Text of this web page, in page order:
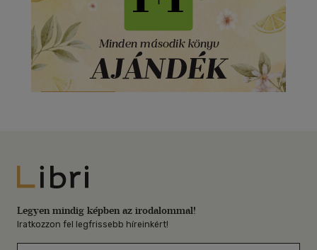
Libri
Legyen mindig képben az irodalommal!
Iratkozzon fel legfrissebb híreinkért!